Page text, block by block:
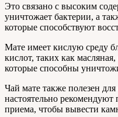
Это связано с высоким
уничтожает бактерии, а
которые способствуют
Мате имеет кислую среду
кислот, таких как
которые способны
Чай мате также полезен
настоятельно
приема, чтобы вывести